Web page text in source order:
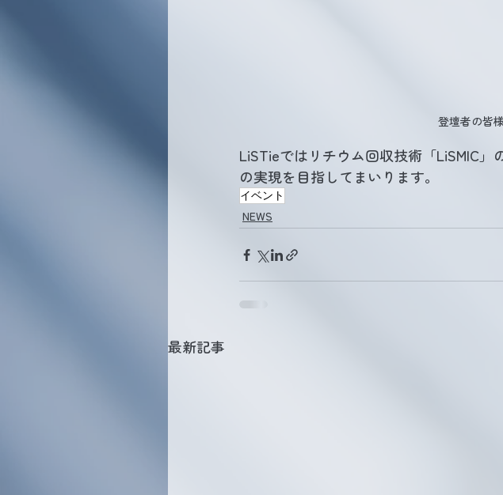
登壇者の皆
LiSTieではリチウム回収技術「LiSMIC
の実現を目指してまいります。
イベント
NEWS
最新記事